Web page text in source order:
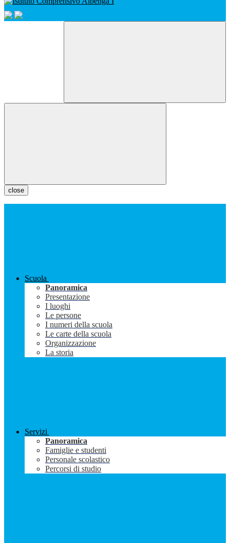
close
Scuola
Panoramica
Presentazione
I luoghi
Le persone
I numeri della scuola
Le carte della scuola
Organizzazione
La storia
Servizi
Panoramica
Famiglie e studenti
Personale scolastico
Percorsi di studio